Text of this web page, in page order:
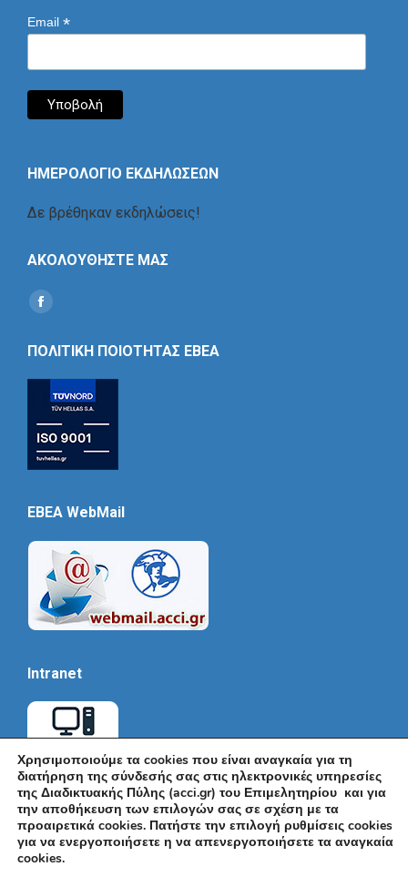
Email *
ΗΜΕΡΟΛΟΓΙΟ ΕΚΔΗΛΩΣΕΩΝ
Δε βρέθηκαν εκδηλώσεις!
ΑΚΟΛΟΥΘΗΣΤΕ ΜΑΣ
Find us on:
Social
ΠΟΛΙΤΙΚΗ ΠΟΙΟΤΗΤΑΣ ΕΒΕΑ
EBEA WebMail
Intranet
© Εμπορικό και Βιομηχανικό Επιμελητήριο Αθηνών 2026 |
Χρησιμοποιούμε τα cookies που είναι αναγκαία για τη
διατήρηση της σύνδεσής σας στις ηλεκτρονικές υπηρεσίες
της Διαδικτυακής Πύλης (acci.gr) του Επιμελητηρίου και για
την αποθήκευση των επιλογών σας σε σχέση με τα
προαιρετικά cookies. Πατήστε την επιλογή ρυθμίσεις cookies
για να ενεργοποιήσετε η να απενεργοποιήσετε τα αναγκαία
cookies.